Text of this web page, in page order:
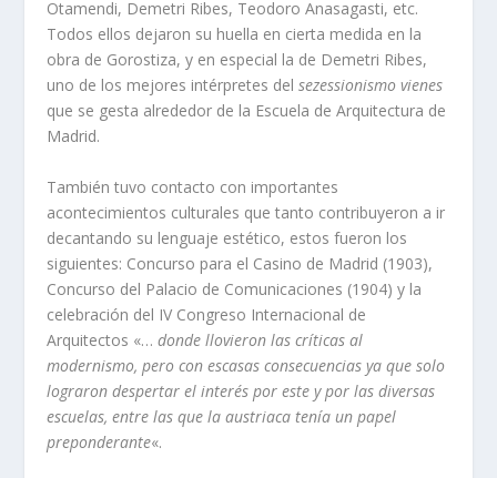
Otamendi, Demetri Ribes, Teodoro Anasagasti, etc.
Todos ellos dejaron su huella en cierta medida en la
obra de Gorostiza, y en especial la de Demetri Ribes,
uno de los mejores intérpretes delsezessionismo vienes
que se gesta alrededor de la Escuela de Arquitectura de
Madrid.
También tuvo contacto con importantes
acontecimientos culturales que tanto contribuyeron a ir
decantando su lenguaje estético, estos fueron los
siguientes: Concurso para el Casino de Madrid (1903),
Concurso del Palacio de Comunicaciones (1904) y la
celebración del IV Congreso Internacional de
Arquitectos «…donde llovieron las crí­ticas al
modernismo, pero con escasas consecuencias ya que solo
lograron despertar el interés por este y por las diversas
escuelas, entre las que la austriaca tení­a un papel
preponderante«.